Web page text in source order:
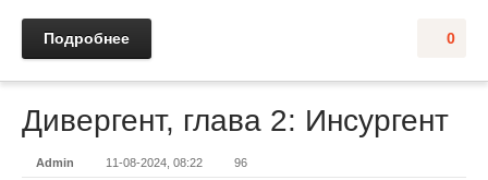
0
Подробнее
Дивергент, глава 2: Инсургент
Admin 11-08-2024, 08:22 96